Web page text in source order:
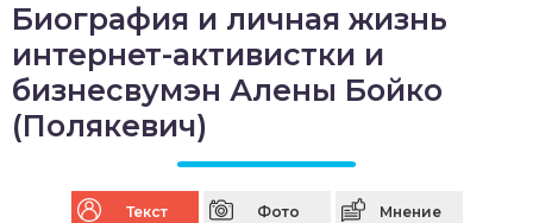
Биография и личная жизнь
интернет-активистки и
бизнесвумэн Алены Бойко
(Полякевич)
Текст Фото Мнение